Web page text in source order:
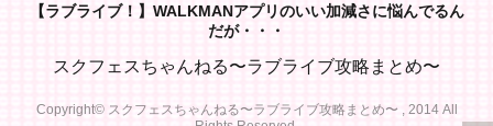
【ラブライブ！】WALKMANアプリのいい加減さに悩んでるん
だが・・・
スクフェスちゃんねる〜ラブライブ攻略まとめ〜
Copyright© スクフェスちゃんねる〜ラブライブ攻略まとめ〜 , 2014 All